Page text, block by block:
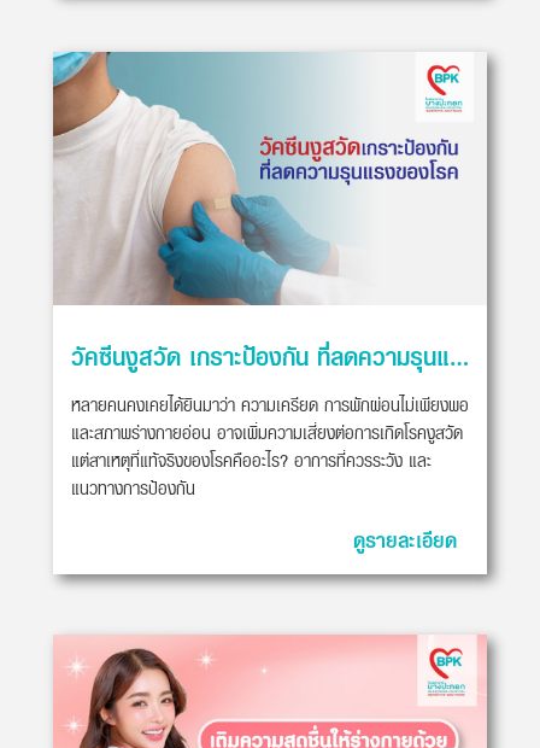
วัคซีนงูสวัด เกราะป้องกัน ที่ลดความรุนแรงของโรค
หลายคนคงเคยได้ยินมาว่า ความเครียด การพักผ่อนไม่เพียงพอ
และสภาพร่างกายอ่อน อาจเพิ่มความเสี่ยงต่อการเกิดโรคงูสวัด
แต่สาเหตุที่แท้จริงของโรคคืออะไร? อาการที่ควรระวัง และ
แนวทางการป้องกัน
ดูรายละเอียด